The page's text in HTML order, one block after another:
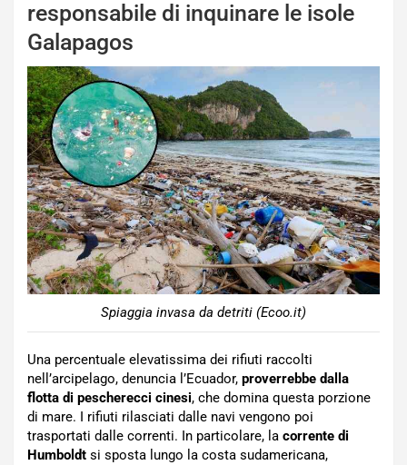
responsabile di inquinare le isole
Galapagos
Spiaggia invasa da detriti (Ecoo.it)
Una percentuale elevatissima dei rifiuti raccolti
nell’arcipelago, denuncia l’Ecuador, proverrebbe dalla
flotta di pescherecci cinesi, che domina questa porzione
di mare. I rifiuti rilasciati dalle navi vengono poi
trasportati dalle correnti. In particolare, la corrente di
Humboldt si sposta lungo la costa sudamericana,